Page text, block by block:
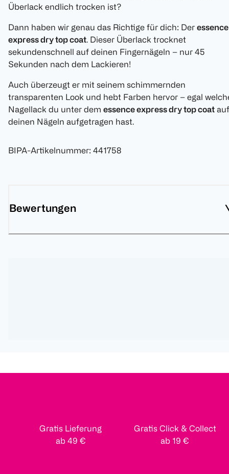
Überlack endlich trocken ist?
Dann haben wir genau das Richtige für dich: Der essence
express dry top coat. Dieser Überlack trocknet
sekundenschnell auf deinen Fingernägeln – nur 45
Sekunden nach dem Lackieren!
Auch überzeugt er mit seinem schimmernden
transparenten Look und hebt Farben hervor – egal
Nagellack du unter dem essence express dry top coat auf
deinen Nägeln aufgetragen hast.
BIPA-Artikelnummer: 441758
Bewertungen
Gratis Lieferung
ab 49 €
Gratis Click & Collect
ab 19 €